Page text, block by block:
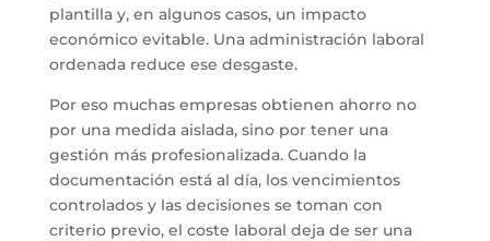
plantilla y, en algunos casos, un impacto
económico evitable. Una administración laboral
ordenada reduce ese desgaste.
Por eso muchas empresas obtienen ahorro no
por una medida aislada, sino por tener una
gestión más profesionalizada. Cuando la
documentación está al día, los vencimientos
controlados y las decisiones se toman con
criterio previo, el coste laboral deja de ser una